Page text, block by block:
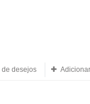
de desejos